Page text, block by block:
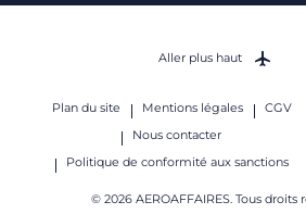
Plan du site Mentions légales
CGV
Nous contacter
Politique de conformité aux sanctions
© 2026 AEROAFFAIRES. Tous droits
Aller plus haut